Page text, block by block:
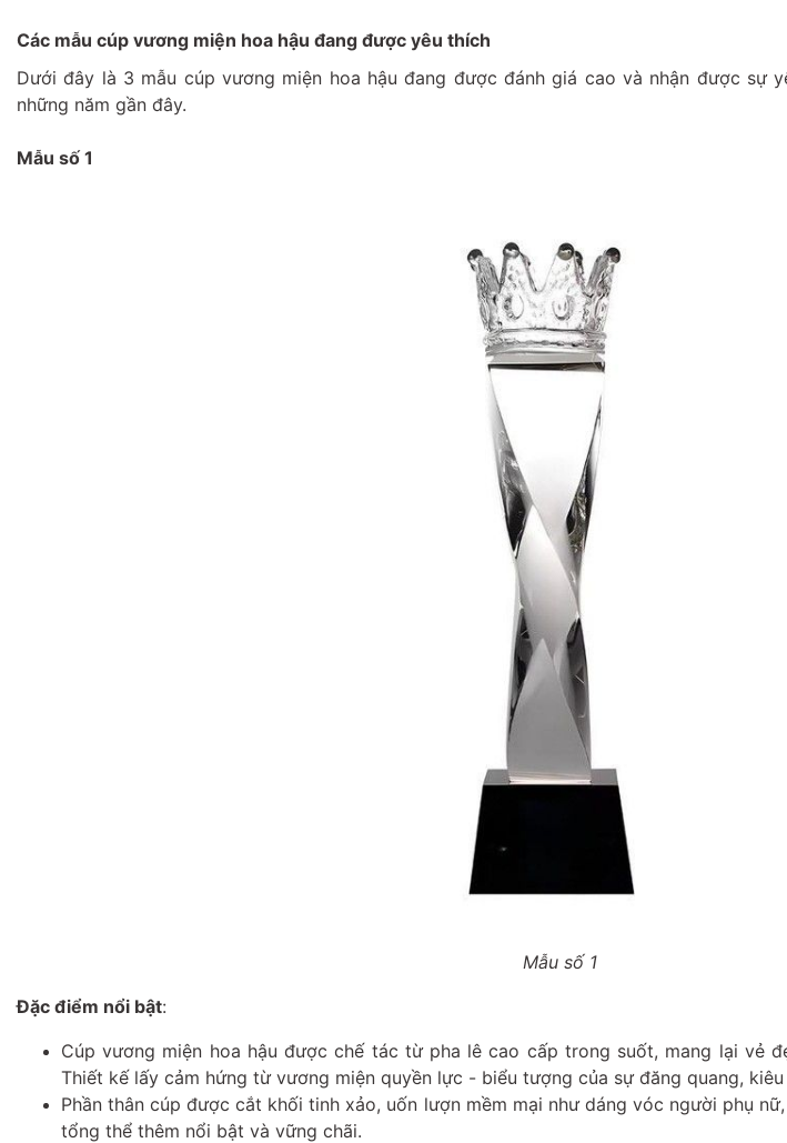
Các mẫu cúp vương miện hoa hậu đang được yêu thích
Dưới đây là 3 mẫu cúp vương miện hoa hậu đang được đánh giá cao và nhận được sự
những năm gần đây.
Mẫu số 1
Mẫu số 1
Đặc điểm nổi bật:
Cúp vương miện hoa hậu được chế tác từ pha lê cao cấp trong suốt, mang lại vẻ
Thiết kế lấy cảm hứng từ vương miện quyền lực - biểu tượng của sự đăng quang,
Phần thân cúp được cắt khối tinh xảo, uốn lượn mềm mại như dáng vóc người phụ
tổng thể thêm nổi bật và vững chãi.